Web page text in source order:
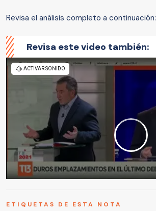
Revisa el análisis completo a continuación:
Revisa este video también:
ETIQUETAS DE ESTA NOTA